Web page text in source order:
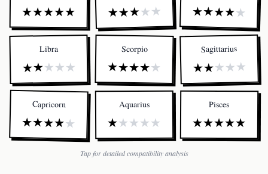
★★★★★ ★★★★ ★ ★★★★★
Libra
★★★★★
Scorpio
★★★★★
Sagittarius
★★★★★
Capricorn
★★★★★
Aquarius
★★★★★
Pisces
★★★★★
Tap for detailed compatibility analysis